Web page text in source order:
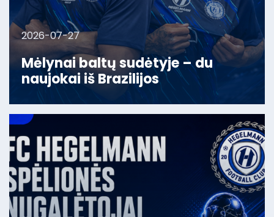
2026-07-27
Mėlynai baltų sudėtyje – du
naujokai iš Brazilijos